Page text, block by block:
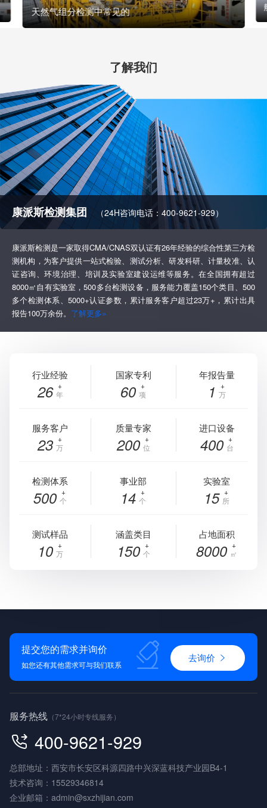
天然气组分检测中常见的
了解我们
康派斯检测集团 （24H咨询电话：400-9621-929）
康派斯检测是一家取得CMA/CNAS双认证有26年经验的综合性第三方检
测机构，为客户提供一站式检验、测试分析、研发科研、计量校准、认
证咨询、环境治理、培训及实验室建设运维等服务。在全国拥有超过
8000㎡自有实验室，500多台检测设备，服务能力覆盖150个类目、500
多个检测体系、5000+认证参数，累计服务客户超过23万+，累计出具
报告100万余份。 了解更多»
行业经验
26 年
国家专利
60 项
年报告量
1 万
服务客户
23 万
质量专家
200 位
进口设备
400 台
检测体系
500 个
事业部
14 个
实验室
15 所
测试样品
10 万
涵盖类目
150 个
占地面积
8000 ㎡
提交您的需求并询价
如您还有其他需求可与我们联系
去询价
服务热线 （7*24小时专线服务）
400-9621-929
总部地址：西安市长安区科源四路中兴深蓝科技产业园B4-1
技术咨询： 15529346814
企业邮箱： admin@sxzhijian.com